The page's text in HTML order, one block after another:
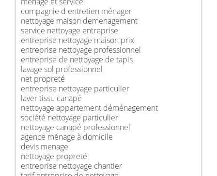
compagnie d entretien ménager
nettoyage maison demenagement
service nettoyage entreprise
entreprise nettoyage maison prix
entreprise nettoyage professionnel
entreprise de nettoyage de tapis
lavage sol professionnel
net propreté
entreprise nettoyage particulier
laver tissu canapé
nettoyage appartement déménagement
société nettoyage particulier
nettoyage canapé professionnel
agence ménage à domicile
devis menage
nettoyage propreté
entreprise nettoyage chantier